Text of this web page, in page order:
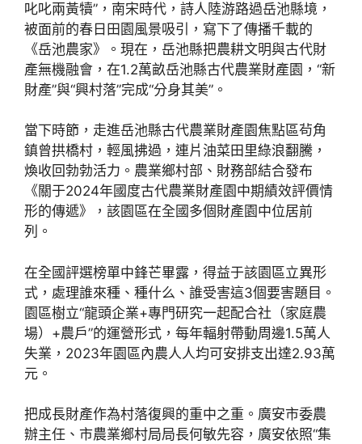
叱叱兩黃犢”，南宋時代，詩人陸游路過岳池縣境，
被面前的春日田園風景吸引，寫下了傳播千載的
《岳池農家》。現在，岳池縣把農耕文明與古代財
產無機融會，在1.2萬畝岳池縣古代農業財產園，“新
財產”與“興村落”完成“分身其美”。
當下時節，走進岳池縣古代農業財產園焦點區茍角
鎮曾拱橋村，輕風拂過，連片油菜田里綠浪翻騰，
煥收回勃勃活力。農業鄉村部、財務部結合發布
《關于2024年國度古代農業財產園中期績效評價情
形的傳遞》，該園區在全國多個財產園中位居前
列。
在全國評選榜單中鋒芒畢露，得益于該園區立異形
式，處理誰來種、種什么、誰受害這3個要害題目。
園區樹立“龍頭企業+專門研究一起配合社（家庭農
場）+農戶”的運營形式，每年輻射帶動周邊1.5萬人
失業，2023年園區內農人人均可安排支出達2.93萬
元。
把成長財產作為村落復興的重中之重。廣安市委農
辦主任、市農業鄉村局局長何敏先容，廣安依照“集